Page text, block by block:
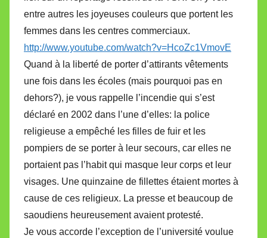
entre autres les joyeuses couleurs que portent les
femmes dans les centres commerciaux.
http://www.youtube.com/watch?v=HcoZc1VmovE
Quand à la liberté de porter d’attirants vêtements
une fois dans les écoles (mais pourquoi pas en
dehors?), je vous rappelle l’incendie qui s’est
déclaré en 2002 dans l’une d’elles: la police
religieuse a empêché les filles de fuir et les
pompiers de se porter à leur secours, car elles ne
portaient pas l’habit qui masque leur corps et leur
visages. Une quinzaine de fillettes étaient mortes à
cause de ces religieux. La presse et beaucoup de
saoudiens heureusement avaient protesté.
Je vous accorde l’exception de l’université voulue